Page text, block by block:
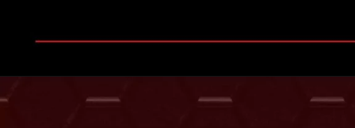
Openinghttps://www.ipvaconsulta.app.br/